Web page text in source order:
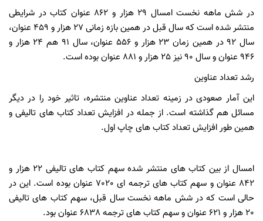
در شش ماهه نخست امسال 29 هزار و 862 عنوان کتاب در شرایطی
منتشر شده است که سال قبل در همین بازه زمانی 27 هزار و 459 عنوان،
سال 92 در همین زمان 23 هزار و 556 عنوان، سال 91 هم 24 هزار و
946 عنوان و سال 90 نیز 25 هزار و 881 عنوان بوده است.
رشد تعداد عناوین
این آمار صعودی در زمینه تعداد عناوین منتشره، تاثیر خود را در دیگر
مسائل هم گذاشته است. از جمله در افزایش تعداد کتاب های تالیفی و
همین طور افزایش تعداد کتاب های چاپ اول.
امسال از بین کتاب های منتشر شده سهم کتاب های تالیفی 22 هزار و
842 عنوان و سهم کتاب های ترجمه ای 7020 عنوان بوده است. این در
حالی است که در شش ماهه نخست سال قبل، سهم کتاب های تالیفی
20 هزار و 621 عنوان و سهم کتاب های ترجمه 6838 عنوان بود.